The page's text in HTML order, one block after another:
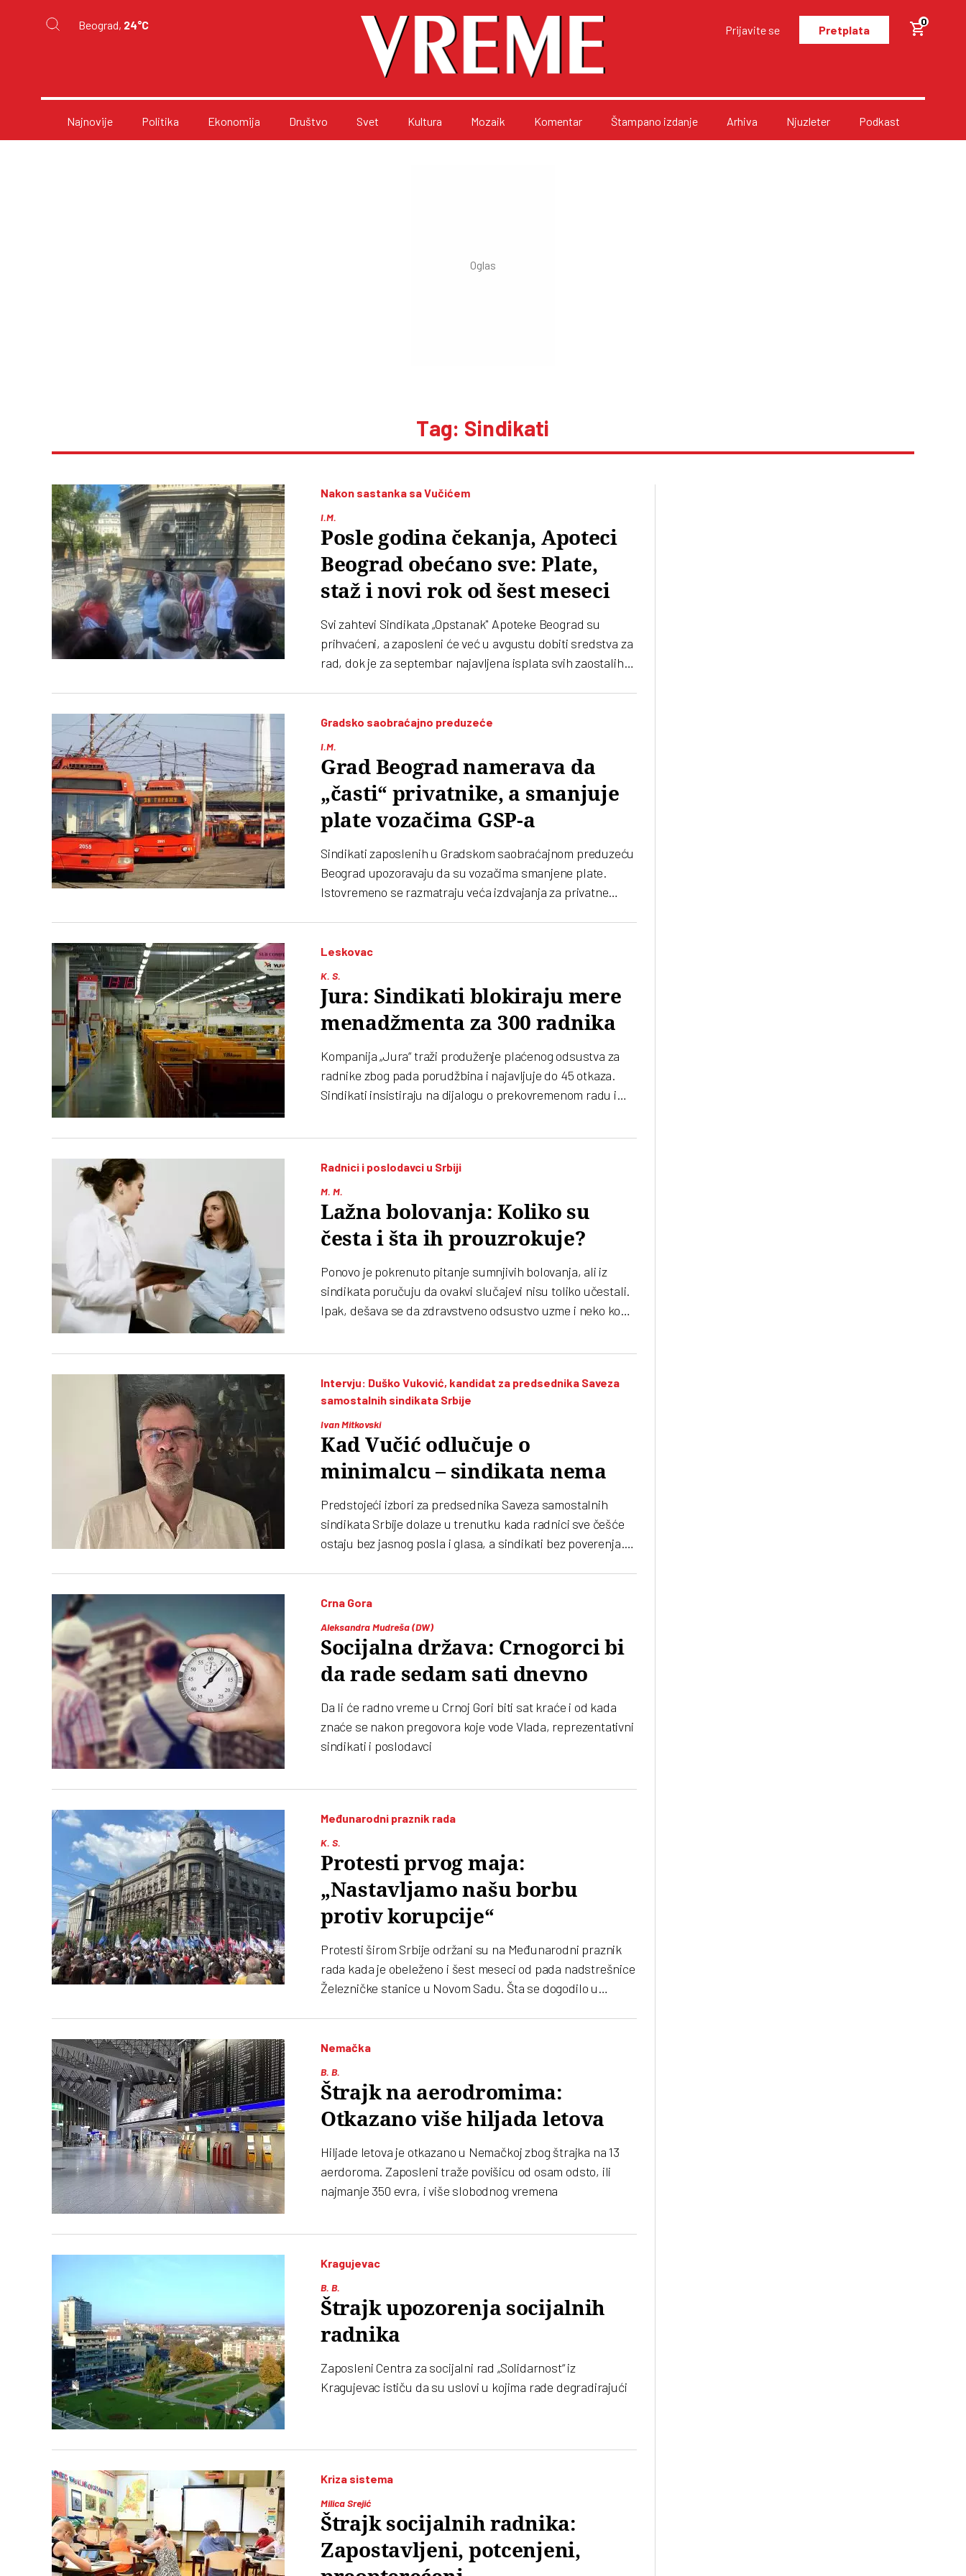
Beograd, 24°C Prijavite se Pretplata
0
Najnovije Politika Ekonomija Društvo Svet Kultura Mozaik Komentar Štampano izdanje Arhiva Njuzleter Podkast
Tag: Sindikati
Nakon sastanka sa Vučićem
I.M.
Posle godina čekanja, Apoteci
Beograd obećano sve: Plate,
staž i novi rok od šest meseci
Svi zahtevi Sindikata „Opstanak" Apoteke Beograd su
prihvaćeni, a zaposleni će već u avgustu dobiti sredstva za
rad, dok je za septembar najavljena isplata svih zaostalih
Gradsko saobraćajno preduzeće
I.M.
Grad Beograd namerava da
„časti“ privatnike, a smanjuje
plate vozačima GSP-a
Sindikati zaposlenih u Gradskom saobraćajnom preduzeću
Beograd upozoravaju da su vozačima smanjene plate.
Istovremeno se razmatraju veća izdvajanja za privatne
Leskovac
K. S.
Jura: Sindikati blokiraju mere
menadžmenta za 300 radnika
Kompanija „Jura“ traži produženje plaćenog odsustva za
radnike zbog pada porudžbina i najavljuje do 45 otkaza.
Sindikati insistiraju na dijalogu o prekovremenom radu i
Radnici i poslodavci u Srbiji
M. M.
Lažna bolovanja: Koliko su
česta i šta ih prouzrokuje?
Ponovo je pokrenuto pitanje sumnjivih bolovanja, ali iz
sindikata poručuju da ovakvi slučajevi nisu toliko učestali.
Ipak, dešava se da zdravstveno odsustvo uzme i neko ko
Intervju: Duško Vuković, kandidat za predsednika Saveza
samostalnih sindikata Srbije
Ivan Mitkovski
Kad Vučić odlučuje o
minimalcu – sindikata nema
Predstojeći izbori za predsednika Saveza samostalnih
sindikata Srbije dolaze u trenutku kada radnici sve češće
ostaju bez jasnog posla i glasa, a sindikati bez poverenja.
mesto predsednika ove najveće sindikalne organizacije u
zemlji ulazi i Duško Vuković, potpredsednik SSSS-a, s
porukom da “sindikat mora da bude kičma otpora, a ne
hladna birokratija”
Crna Gora
Aleksandra Mudreša (DW)
Socijalna država: Crnogorci bi
da rade sedam sati dnevno
Da li će radno vreme u Crnoj Gori biti sat kraće i od kada
znaće se nakon pregovora koje vode Vlada, reprezentativni
sindikati i poslodavci
Međunarodni praznik rada
K. S.
Protesti prvog maja:
„Nastavljamo našu borbu
protiv korupcije“
Protesti širom Srbije održani su na Međunarodni praznik
rada kada je obeleženo i šest meseci od pada nadstrešnice
Železničke stanice u Novom Sadu. Šta se dogodilo u
Nemačka
B. B.
Štrajk na aerodromima:
Otkazano više hiljada letova
Hiljade letova je otkazano u Nemačkoj zbog štrajka na 13
aerdoroma. Zaposleni traže povišicu od osam odsto, ili
najmanje 350 evra, i više slobodnog vremena
Kragujevac
B. B.
Štrajk upozorenja socijalnih
radnika
Zaposleni Centra za socijalni rad „Solidarnost“ iz
Kragujevac ističu da su uslovi u kojima rade degradirajući
Kriza sistema
Milica Srejić
Štrajk socijalnih radnika:
Zapostavljeni, potcenjeni,